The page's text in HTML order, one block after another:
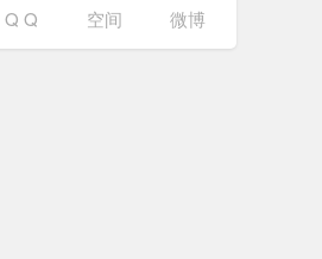
Q Q 空间 微博